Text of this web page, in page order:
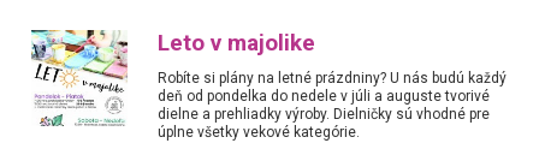
Leto v majolike
Robíte si plány na letné prázdniny? U nás budú každý
deň od pondelka do nedele v júli a auguste tvorivé
dielne a prehliadky výroby. Dielničky sú vhodné pre
úplne všetky vekové kategórie.